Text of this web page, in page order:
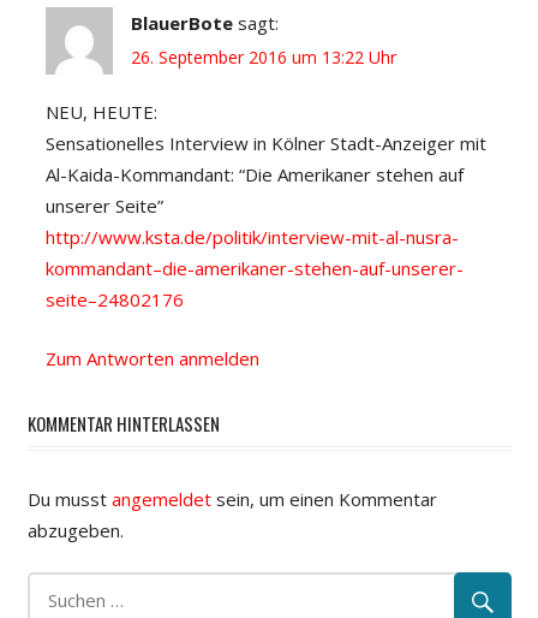
BlauerBote sagt:
26. September 2016 um 13:22 Uhr
NEU, HEUTE:
Sensationelles Interview in Kölner Stadt-Anzeiger mit
Al-Kaida-Kommandant: “Die Amerikaner stehen auf
unserer Seite”
http://www.ksta.de/politik/interview-mit-al-nusra-
kommandant–die-amerikaner-stehen-auf-unserer-
seite–24802176
Zum Antworten anmelden
KOMMENTAR HINTERLASSEN
Du musst angemeldetsein, um einen Kommentar
abzugeben.